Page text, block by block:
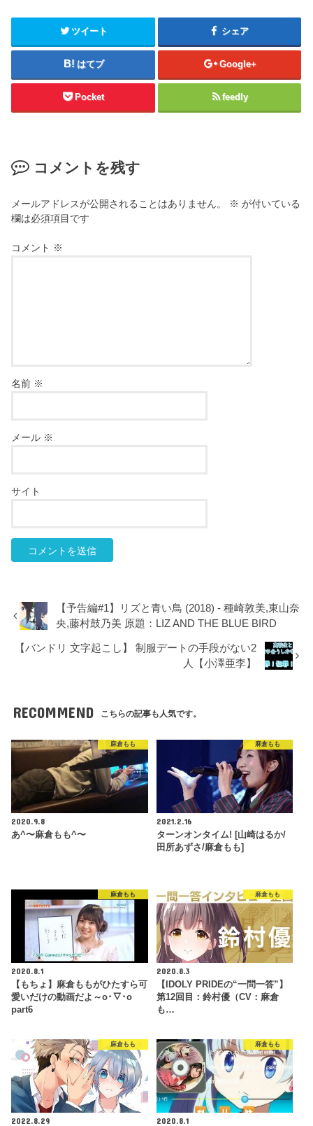
ツイート シェア
はてブ Google+
Pocket feedly
コメントを残す
メールアドレスが公開されることはありません。 ※ が付いている
欄は必須項目です
コメント ※
名前 ※
メール ※
サイト
【予告編#1】リズと青い鳥 (2018) - 種崎敦美,東山奈
央,藤村鼓乃美 原題：LIZ AND THE BLUE BIRD
【バンドリ 文字起こし】 制服デートの手段がない2
人【小澤亜李】
RECOMMEND こちらの記事も人気です。
麻倉もも
2020.9.8
あ^〜麻倉もも^〜
麻倉もも
2021.2.16
ターンオンタイム! [山崎はるか/
田所あずさ/麻倉もも]
麻倉もも
2020.8.1
【もちょ】麻倉ももがひたすら可
愛いだけの動画だよ～o･∇･o
part6
麻倉もも
2020.8.3
【IDOLY PRIDEの“一問一答”】
第12回目：鈴村優（CV：麻倉
も…
麻倉もも
2022.8.29
麻倉もも
2020.8.1